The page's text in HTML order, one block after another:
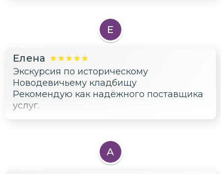
Е
Елена
Экскурсия по историческому
Новодевичьему кладбищу
Рекомендую как надёжного поставщика
услуг.
А